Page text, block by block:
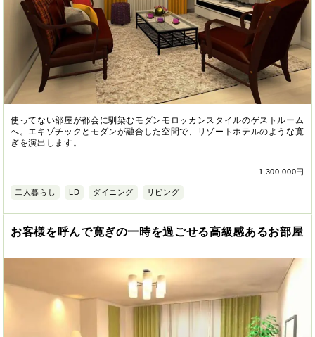
使ってない部屋が都会に馴染むモダンモロッカンスタイルのゲストルーム
へ。エキゾチックとモダンが融合した空間で、リゾートホテルのような寛
ぎを演出します。
1,300,000円
二人暮らし LD ダイニング リビング
お客様を呼んで寛ぎの一時を過ごせる高級感あるお部屋